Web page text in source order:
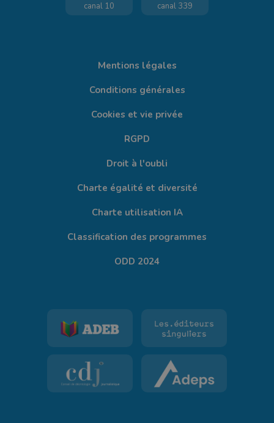
canal 10 canal 339
Mentions légales
Conditions générales
Cookies et vie privée
RGPD
Droit à l'oubli
Charte égalité et diversité
Charte utilisation IA
Classification des programmes
ODD 2024